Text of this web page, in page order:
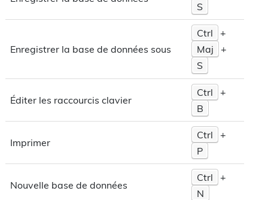
S
Enregistrer la base de données sous
Ctrl
+
Maj
+
S
Éditer les raccourcis clavier
Ctrl
+
B
Imprimer
Ctrl
+
P
Nouvelle base de données
Ctrl
+
N